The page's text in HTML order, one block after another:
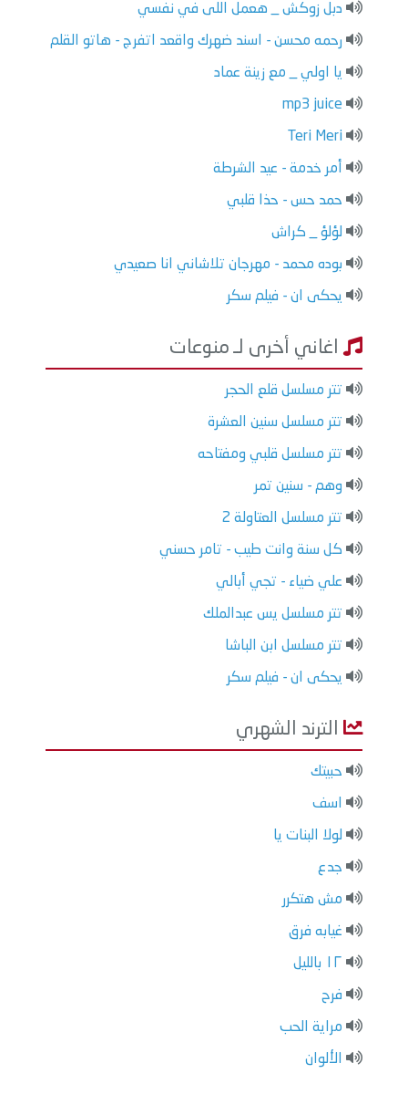
دبل زوكش _ هعمل اللى في نفسي
رحمه محسن - اسند ضهرك واقعد اتفرج - هاتو القلم
يا اولي _ مع زينة عماد
mp3 juice
Teri Meri
أمر خدمة - عيد الشرطة
حمد حس - حذا قلبي
لؤلؤ _ كراش
بوده محمد - مهرجان تلاشاني انا صعيدي
يحكى ان - فيلم سكر
اغاني أخرى لـ منوعات
تتر مسلسل قلع الحجر
تتر مسلسل سنين العشرة
تتر مسلسل قلبي ومفتاحه
وهم - سنين تمر
تتر مسلسل العتاولة 2
كل سنة وانت طيب - تامر حسني
علي ضياء - تجي أبالي
تتر مسلسل يس عبدالملك
تتر مسلسل ابن الباشا
يحكى ان - فيلم سكر
الترند الشهري
حبيتك
اسف
لولا البنات يا
جدع
مش هتكرر
غيابه فرق
١٢ بالليل
فرح
مراية الحب
الألوان